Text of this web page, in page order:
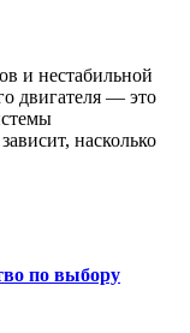
и нестабильной
двигателя — это
насколько
по выбору